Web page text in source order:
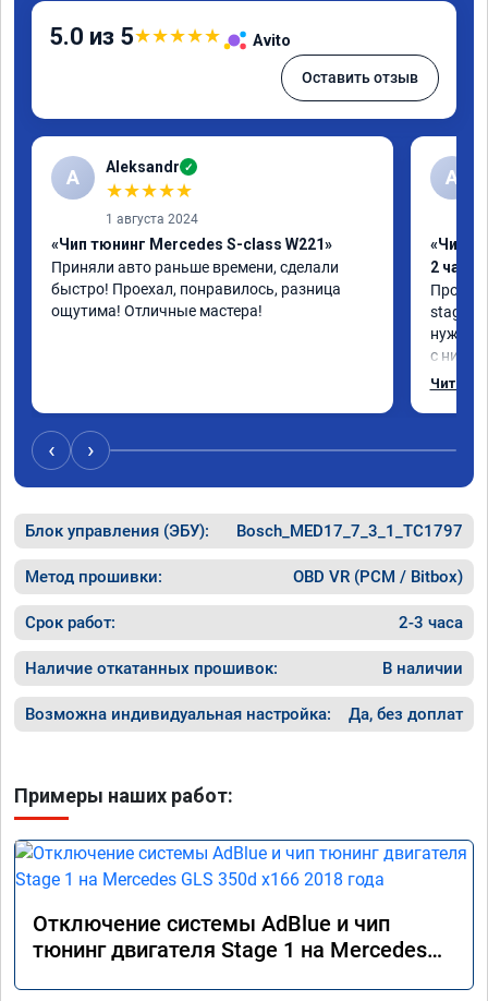
5.0 из 5★★★★★ Avito
Оставить отзыв
A Aleksandr ✓
★★★★★
1 августа 2024
«Чип тюнинг Mercedes S-class W221»
Приняли авто раньше времени, сделали
быстро! Проехал, понравилось, разница
ощутима! Отличные мастера!
А
«Чип
2 часа»
stage
нужно:
с
Одни
Читать
‹ ›
Блок управления (ЭБУ): Bosch_MED17_7_3_1_TC1797
Метод прошивки: OBD VR (PCM / Bitbox)
Срок работ: 2-3 часа
Наличие откатанных прошивок: В наличии
Возможна индивидуальная настройка: Да, без доплат
Примеры наших работ:
Отключение системы AdBlue и чип
тюнинг двигателя Stage 1 на Mercedes